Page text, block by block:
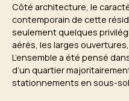
Côté architecture, le
contemporain de cette
seulement quelques
aérés, les larges
L’ensemble a été pensé
d’un quartier
stationnements en sous-